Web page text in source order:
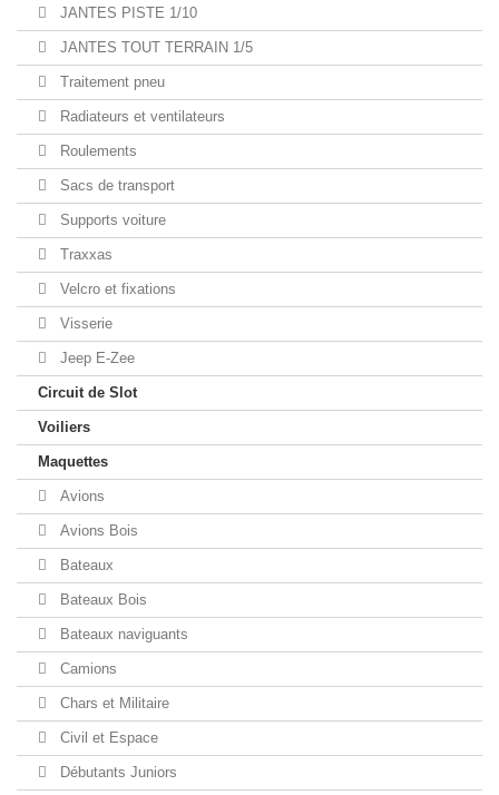
JANTES PISTE 1/10
JANTES TOUT TERRAIN 1/5
Traitement pneu
Radiateurs et ventilateurs
Roulements
Sacs de transport
Supports voiture
Traxxas
Velcro et fixations
Visserie
Jeep E-Zee
Circuit de Slot
Voiliers
Maquettes
Avions
Avions Bois
Bateaux
Bateaux Bois
Bateaux naviguants
Camions
Chars et Militaire
Civil et Espace
Débutants Juniors